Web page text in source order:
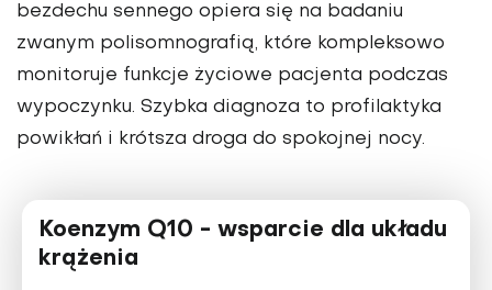
bezdechu sennego opiera się na badaniu
zwanym polisomnografią, które kompleksowo
monitoruje funkcje życiowe pacjenta podczas
wypoczynku. Szybka diagnoza to profilaktyka
powikłań i krótsza droga do spokojnej nocy.
Koenzym Q10 - wsparcie dla układu
krążenia